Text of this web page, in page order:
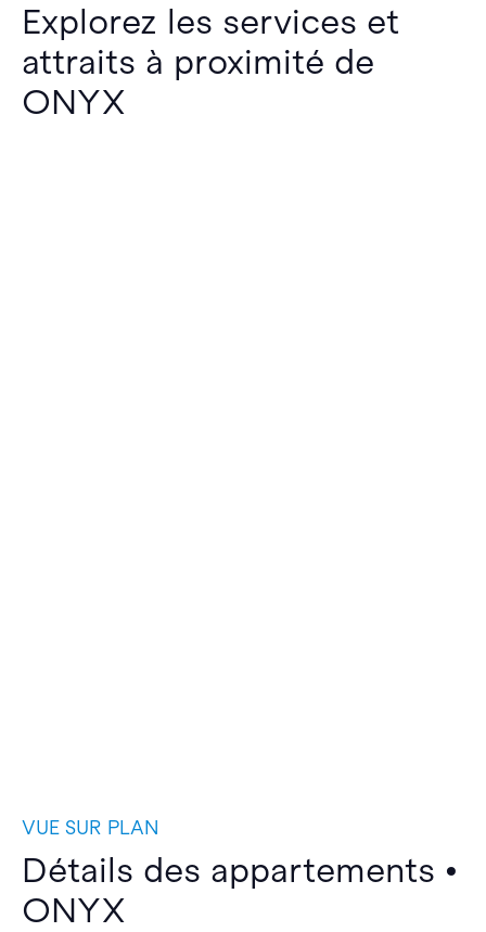
Explorez les services et
attraits à proximité de
ONYX
VUE SUR PLAN
Détails des appartements •
ONYX